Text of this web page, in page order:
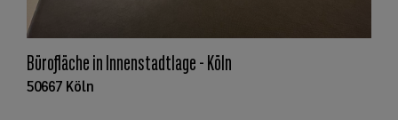
Bürofläche in Innenstadtlage - Köln
50667 Köln